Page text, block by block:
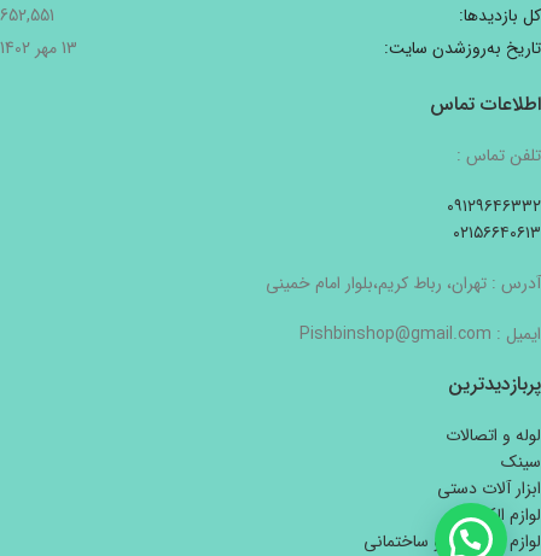
کل بازدیدها:
652,551
تاریخ به‌روزشدن سایت:
13 مهر 1402
اطلاعات تماس
تلفن تماس :
۰۹۱۲۹۶۴۶۳۳۲
۰۲۱۵۶۶۴۰۶۱۳
آدرس : تهران، رباط کریم،بلوار امام خمینی
ایمیل : Pishbinshop@gmail.com
پربازدیدترین
لوله و اتصالات
سینک
ابزار آلات دستی
لوازم الکتریکی
لوازم بهداشتی و ساختمانی